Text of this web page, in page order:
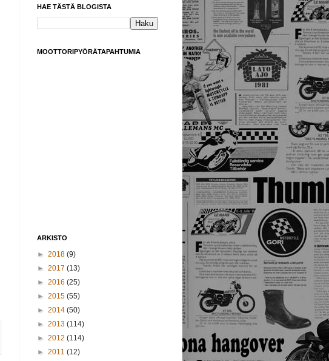
HAE TÄSTÄ BLOGISTA
MOOTTORIPYÖRÄTAPAHTUMIA
ARKISTO
► 2018 (9)
► 2017 (13)
► 2016 (25)
► 2015 (55)
► 2014 (50)
► 2013 (114)
► 2012 (114)
► 2011 (12)